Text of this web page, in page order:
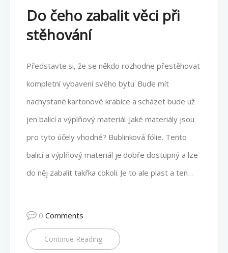
Do čeho zabalit věci při
stěhování
Představte si, že se někdo rozhodne přestěhovat
kompletní vybavení svého bytu. Bude mít
nachystané kartonové krabice a scházet bude už
jen balicí a výplňový materiál. Jaké materiály jsou
pro tyto účely vhodné? Bublinková fólie. Tento
balicí a výplňový materiál je dobře dostupný a lze
do něj zabalit takřka cokoli. Je to ale plast a ten…
0 Comments
Continue Reading